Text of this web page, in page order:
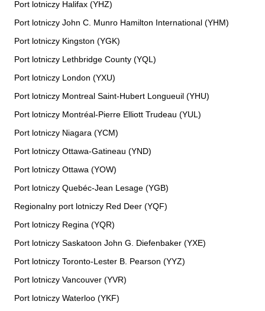
Port lotniczy Halifax (YHZ)
Port lotniczy John C. Munro Hamilton International (YHM)
Port lotniczy Kingston (YGK)
Port lotniczy Lethbridge County (YQL)
Port lotniczy London (YXU)
Port lotniczy Montreal Saint-Hubert Longueuil (YHU)
Port lotniczy Montréal-Pierre Elliott Trudeau (YUL)
Port lotniczy Niagara (YCM)
Port lotniczy Ottawa-Gatineau (YND)
Port lotniczy Ottawa (YOW)
Port lotniczy Quebéc-Jean Lesage (YGB)
Regionalny port lotniczy Red Deer (YQF)
Port lotniczy Regina (YQR)
Port lotniczy Saskatoon John G. Diefenbaker (YXE)
Port lotniczy Toronto-Lester B. Pearson (YYZ)
Port lotniczy Vancouver (YVR)
Port lotniczy Waterloo (YKF)